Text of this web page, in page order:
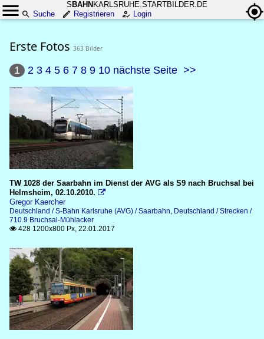
S BAHN KARLSRUHE.STARTBILDER.DE
Suche
Registrieren Login
Erste Fotos 363 Bilder
1 2 3 4 5 6 7 8 9 10 nächste Seite >>
TW 1028 der Saarbahn im Dienst der AVG als S9 nach Bruchsal bei
Helmsheim, 02.10.2010. 
Gregor Kaercher
Deutschland / S-Bahn Karlsruhe (AVG) / Saarbahn, Deutschland / Strecken /
710.9 Bruchsal-Mühlacker
 428 1200x800 Px, 22.01.2017